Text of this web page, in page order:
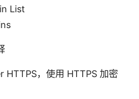
List
HTTPS，使用 HTTPS 加密